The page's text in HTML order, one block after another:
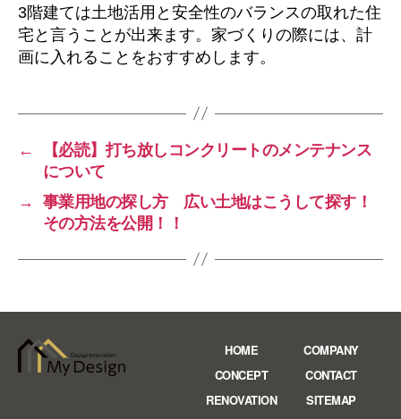
3階建ては土地活用と安全性のバランスの取れた住
宅と言うことが出来ます。家づくりの際には、計
画に入れることをおすすめします。
←
【必読】打ち放しコンクリートのメンテナンス
について
→
事業用地の探し方 広い土地はこうして探す！
その方法を公開！！
HOME
CONCEPT
RENOVATION
COMPANY
CONTACT
SITEMAP